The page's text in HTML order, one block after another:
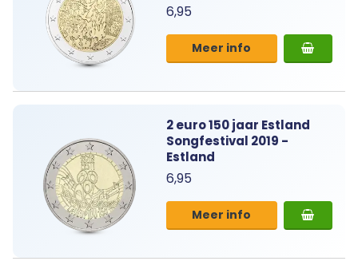
6,95
Meer info
2 euro 150 jaar Estland
Songfestival 2019 -
Estland
6,95
Meer info